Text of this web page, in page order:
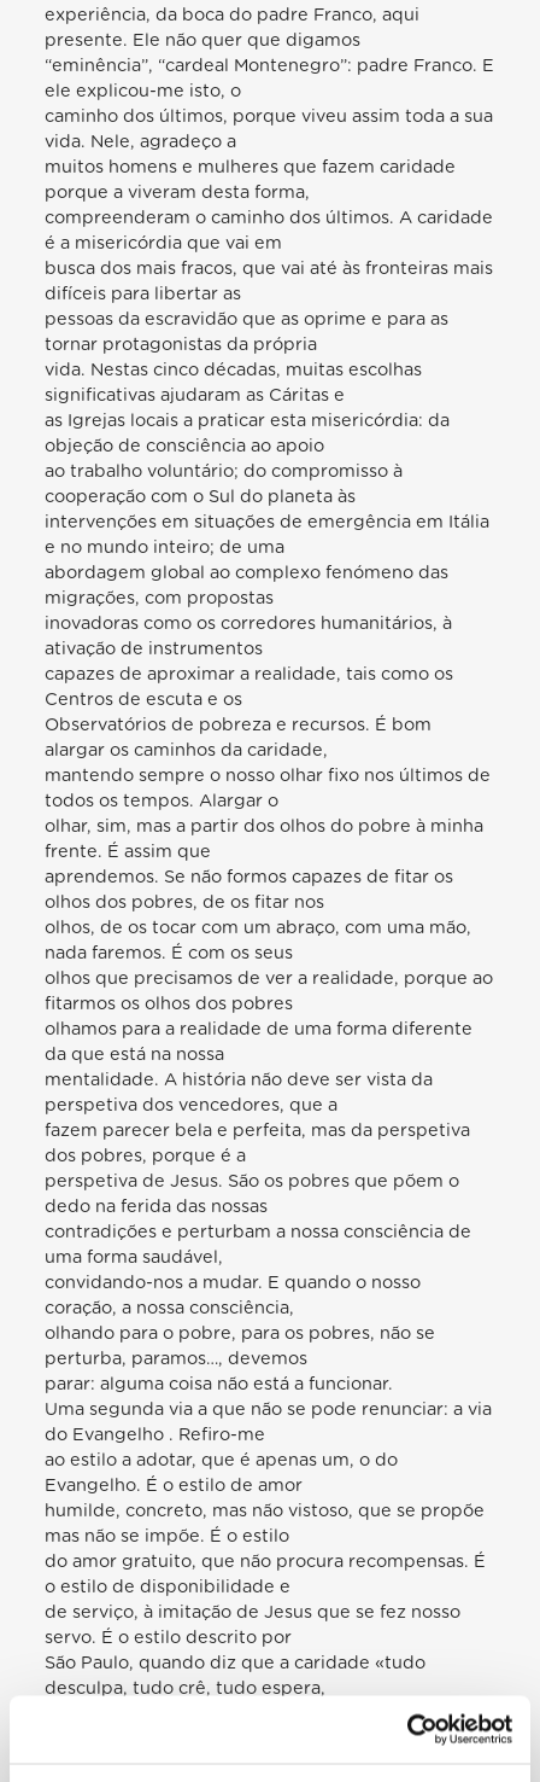
experiência, da boca do padre Franco, aqui
presente. Ele não quer que digamos
“eminência”, “cardeal Montenegro”: padre Franco. E
ele explicou-me isto, o
caminho dos últimos, porque viveu assim toda a sua
vida. Nele, agradeço a
muitos homens e mulheres que fazem caridade
porque a viveram desta forma,
compreenderam o caminho dos últimos. A caridade
é a misericórdia que vai em
busca dos mais fracos, que vai até às fronteiras mais
difíceis para libertar as
pessoas da escravidão que as oprime e para as
tornar protagonistas da própria
vida. Nestas cinco décadas, muitas escolhas
significativas ajudaram as Cáritas e
as Igrejas locais a praticar esta misericórdia: da
objeção de consciência ao apoio
ao trabalho voluntário; do compromisso à
cooperação com o Sul do planeta às
intervenções em situações de emergência em Itália
e no mundo inteiro; de uma
abordagem global ao complexo fenómeno das
migrações, com propostas
inovadoras como os corredores humanitários, à
ativação de instrumentos
capazes de aproximar a realidade, tais como os
Centros de escuta e os
Observatórios de pobreza e recursos. É bom
alargar os caminhos da caridade,
mantendo sempre o nosso olhar fixo nos últimos de
todos os tempos. Alargar o
olhar, sim, mas a partir dos olhos do pobre à minha
frente. É assim que
aprendemos. Se não formos capazes de fitar os
olhos dos pobres, de os fitar nos
olhos, de os tocar com um abraço, com uma mão,
nada faremos. É com os seus
olhos que precisamos de ver a realidade, porque ao
fitarmos os olhos dos pobres
olhamos para a realidade de uma forma diferente
da que está na nossa
mentalidade. A história não deve ser vista da
perspetiva dos vencedores, que a
fazem parecer bela e perfeita, mas da perspetiva
dos pobres, porque é a
perspetiva de Jesus. São os pobres que põem o
dedo na ferida das nossas
contradições e perturbam a nossa consciência de
uma forma saudável,
convidando-nos a mudar. E quando o nosso
coração, a nossa consciência,
olhando para o pobre, para os pobres, não se
perturba, paramos…, devemos
parar: alguma coisa não está a funcionar.
Uma segunda via a que não se pode renunciar: a via
do Evangelho . Refiro-me
ao estilo a adotar, que é apenas um, o do
Evangelho. É o estilo de amor
humilde, concreto, mas não vistoso, que se propõe
mas não se impõe. É o estilo
do amor gratuito, que não procura recompensas. É
o estilo de disponibilidade e
de serviço, à imitação de Jesus que se fez nosso
servo. É o estilo descrito por
São Paulo, quando diz que a caridade «tudo
desculpa, tudo crê, tudo espera,
tudo suporta» (1 Cor 13, 7). Surpreende-me a